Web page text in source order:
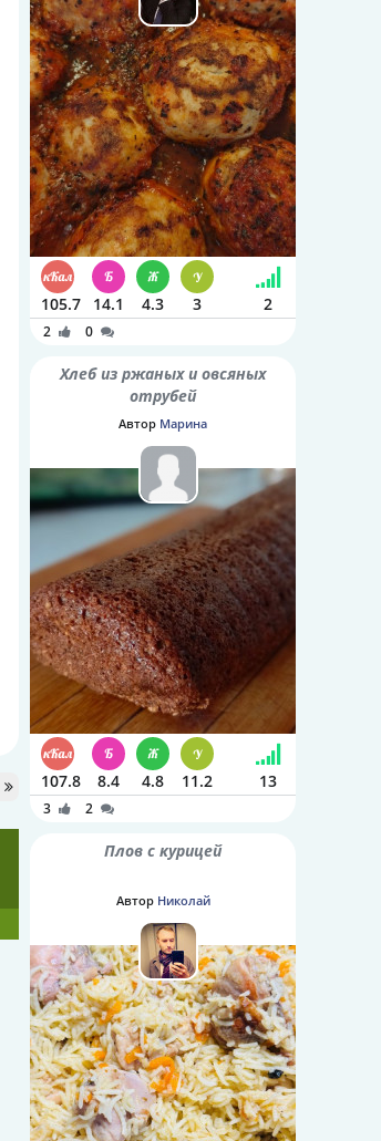
105.7 14.1 4.3 3 2
2 0
Хлеб из ржаных и овсяных
отрубей
Автор Марина
107.8 8.4 4.8 11.2 13
3 2
Плов с курицей
Автор Николай